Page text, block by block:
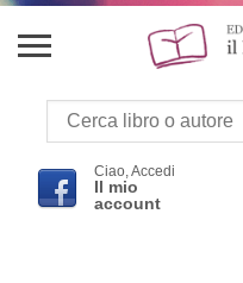
Ciao, Accedi
Il mio
account